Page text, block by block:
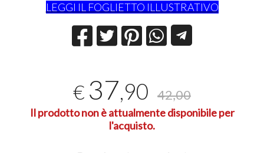
LEGGI IL FOGLIETTO ILLUSTRATIVO
€ 37,90 42,00
Il prodotto non è attualmente disponibile per
l'acquisto.